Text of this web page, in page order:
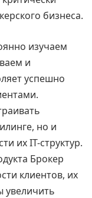
бизнеса.
изучаем
и
успешно
но и
их IT-структур.
Брокер
клиентов, их
увеличить